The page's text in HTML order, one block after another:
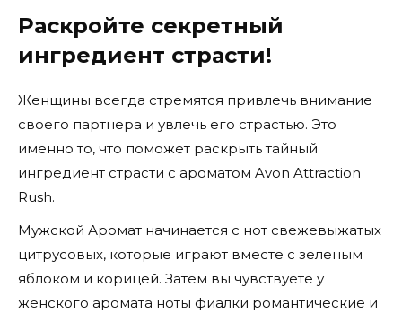
Раскройте секретный
ингредиент страсти!
Женщины всегда стремятся привлечь внимание
своего партнера и увлечь его страстью. Это
именно то, что поможет раскрыть тайный
ингредиент страсти с ароматом Avon Attraction
Rush.
Мужской Аромат начинается с нот свежевыжатых
цитрусовых, которые играют вместе с зеленым
яблоком и корицей. Затем вы чувствуете у
женского аромата ноты фиалки романтические и